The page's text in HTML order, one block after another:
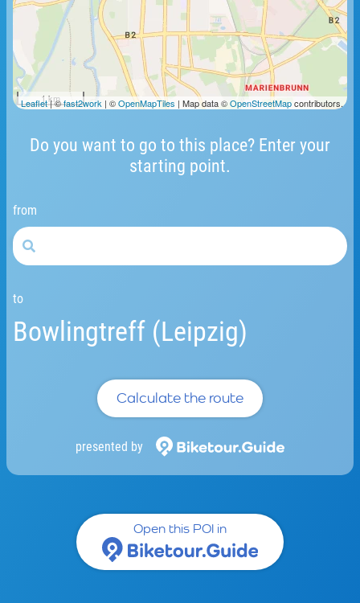
Do you want to go to this place? Enter your
starting point.
from
to
Bowlingtreff (Leipzig)
Calculate the route
presented by
1 km
Leaflet| ©fast2work | ©OpenMapTiles | Map data ©OpenStreetMapcontributors.
Open this POI in